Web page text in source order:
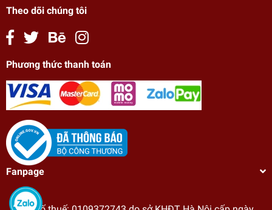
Theo dõi chúng tôi
Phương thức thanh toán
Fanpage
anh đào mã HL0153C